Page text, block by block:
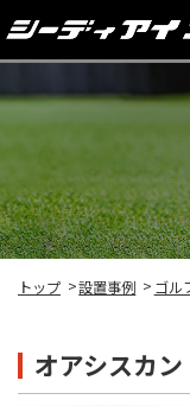
トップ 設置事例 ゴル
オアシスカン